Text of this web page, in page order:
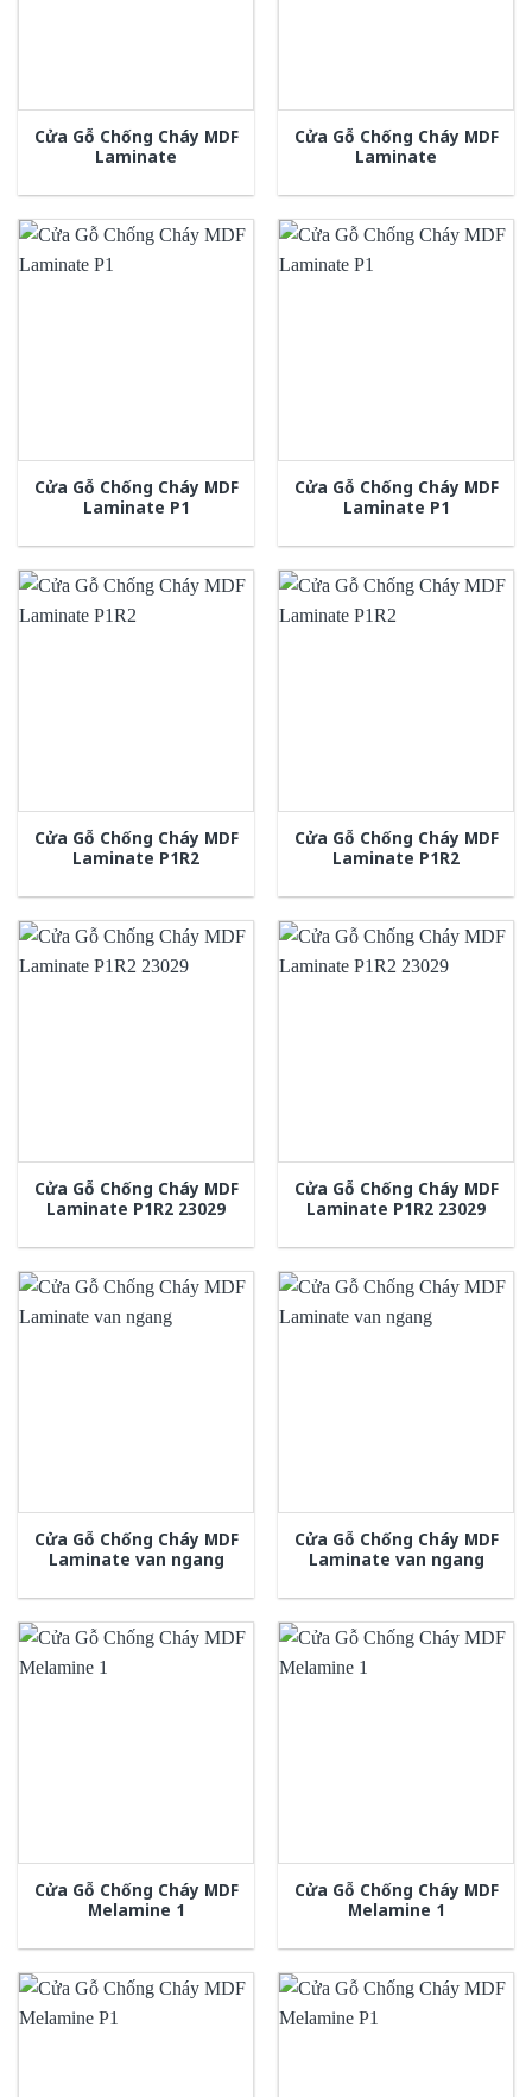
Cửa Gỗ Chống Cháy MDF
Laminate
Cửa Gỗ Chống Cháy MDF
Laminate
Cửa Gỗ Chống Cháy MDF
Laminate P1
Cửa Gỗ Chống Cháy MDF
Laminate P1
Cửa Gỗ Chống Cháy MDF
Laminate P1R2
Cửa Gỗ Chống Cháy MDF
Laminate P1R2
Cửa Gỗ Chống Cháy MDF
Laminate P1R2 23029
Cửa Gỗ Chống Cháy MDF
Laminate P1R2 23029
Cửa Gỗ Chống Cháy MDF
Laminate van ngang
Cửa Gỗ Chống Cháy MDF
Laminate van ngang
Cửa Gỗ Chống Cháy MDF
Melamine 1
Cửa Gỗ Chống Cháy MDF
Melamine 1